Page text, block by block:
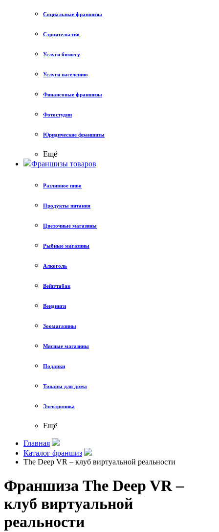
Социальные франшизы
Строительство
Услуги бизнесу
Услуги населению
Финансовые франшизы
Фотостудии
Юридические франшизы
Ещё
Франшизы товаров
Разливное пиво
Продукты питания
Цветочные магазины
Рыбные магазины
Алкоголь
Вейп/табак
Вендинги
Зоомагазины
Мясные магазины
Подарки
Товары для дома
Электроника
Ещё
Главная
Каталог франшиз
The Deep VR – клуб виртуальной реальности
Франшиза The Deep VR –
клуб виртуальной
реальности